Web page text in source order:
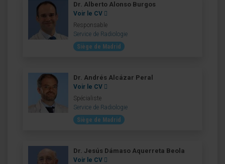
Dr. Alberto Alonso Burgos
Voir le CV
Responsable
Service de Radiologie
Siège de Madrid
Dr. Andrés Alcázar Peral
Voir le CV
Spécialiste
Service de Radiologie
Siège de Madrid
Dr. Jesús Dámaso Aquerreta Beola
Voir le CV